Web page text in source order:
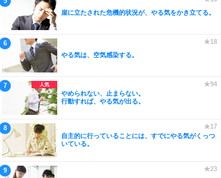
崖に立たされた危機的状況が、やる気をかき立てる。
やる気は、空気感染する。
やめられない、止まらない。
行動すれば、やる気が出る。
自主的に行っていることには、すでにやる気がくっつ
いている。